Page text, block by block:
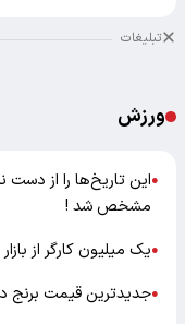
تبلیغات
ورزش
●این تاریخ‌ها را از دست
مشخص شد !
●یک میلیون کارگر از
●جدیدترین قیمت برنج